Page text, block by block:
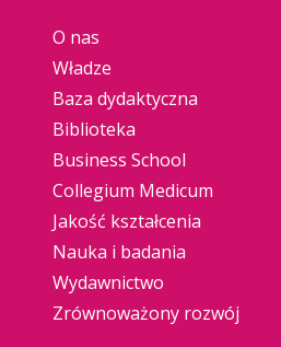
O nas
Władze
Baza dydaktyczna
Biblioteka
Business School
Collegium Medicum
Jakość kształcenia
Nauka i badania
Wydawnictwo
Zrównoważony rozwój